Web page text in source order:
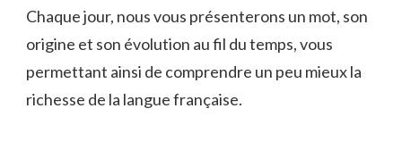
Chaque jour, nous vous ‍présenterons un⁣ mot,⁢ son
origine et son évolution au fil du temps, vous ​
permettant ainsi de comprendre un peu mieux la
richesse de la‌ langue française.